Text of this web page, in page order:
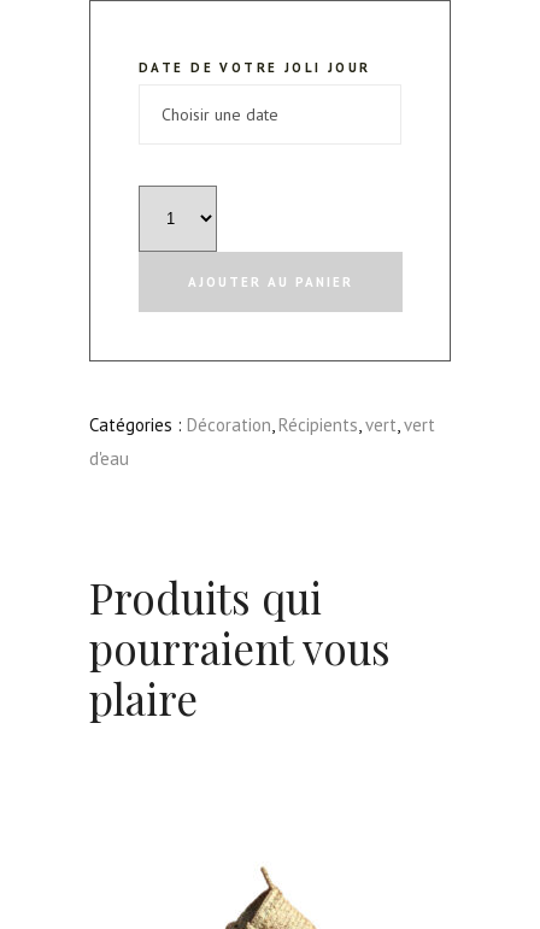
DATE DE VOTRE JOLI JOUR
-
AJOUTER AU PANIER
Catégories : Décoration,Récipients,vert,vert
d'eau
Produits qui
pourraient vous
plaire